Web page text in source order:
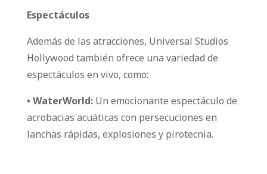
Espectáculos
Además de las atracciones, Universal Studios
Hollywood también ofrece una variedad de
espectáculos en vivo, como:
• WaterWorld:Un emocionante espectáculo de
acrobacias acuáticas con persecuciones en
lanchas rápidas, explosiones y pirotecnia.